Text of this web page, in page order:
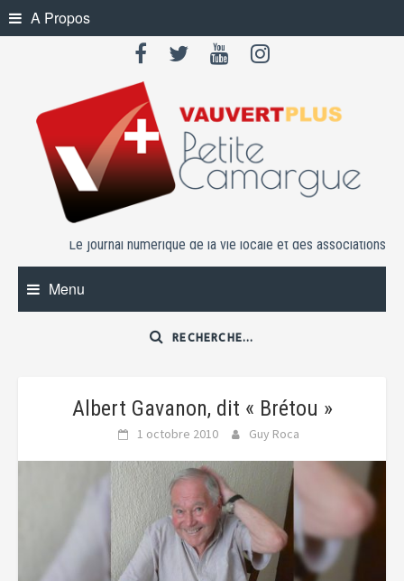
Skip
to
A Propos
Le journal numérique de la vie locale et des associations
Menu
Albert Gavanon, dit « Brétou »
1 octobre 2010 Guy Roca